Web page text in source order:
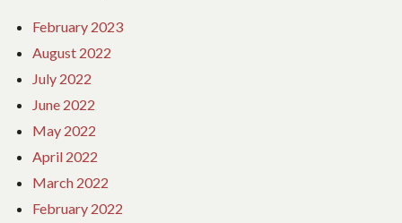
February 2023
August 2022
July 2022
June 2022
May 2022
April 2022
March 2022
February 2022